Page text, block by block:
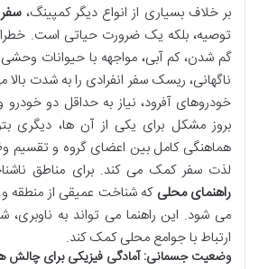
بر خلاف بسیاری از انواع دیگر کمپینگ،
توصیه، بلکه یک ضرورت حیاتی است. خطرات
گم شدن، کم آبی، مواجهه با حیوانات
ناگهانی، ریسک سفر انفرادی را به شدت
خودروهای آفرود، نیاز به حداقل دو
بروز مشکل برای یکی از آن ها، دیگری
هماهنگی کامل بین اعضای گروه و تقسیم
لذت سفر کمک می کند. برای مناطق
راهنمای محلی که شناخت عمیقی از منطقه و
می شود. این راهنما می تواند به
ارتباط با جوامع محلی کمک کند.
وضعیت جسمانی: آمادگی فیزیکی برای چالش